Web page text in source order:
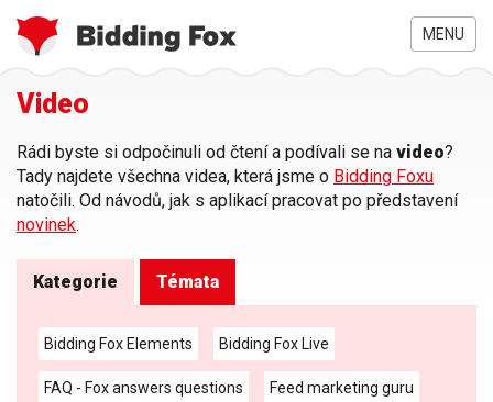
Přejít
hlavnímu
obsahu
MENU
Jste
Video
Rádi byste si odpočinuli od čtení a podívali se na video?
Tady najdete všechna videa, která jsme o Bidding Foxu
natočili. Od návodů, jak s aplikací pracovat po představení
novinek.
Kategorie Témata
Bidding Fox Elements Bidding Fox Live
FAQ - Fox answers questions Feed marketing guru